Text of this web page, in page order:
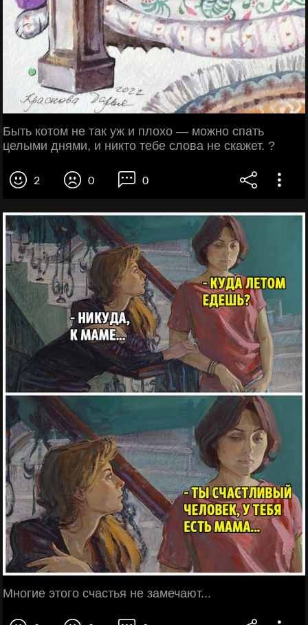
Быть котом не так уж и плохо — можно спать
целыми днями, и никто тебе слова не скажет. ?
2 0 0
Многие этого счастья не замечают...